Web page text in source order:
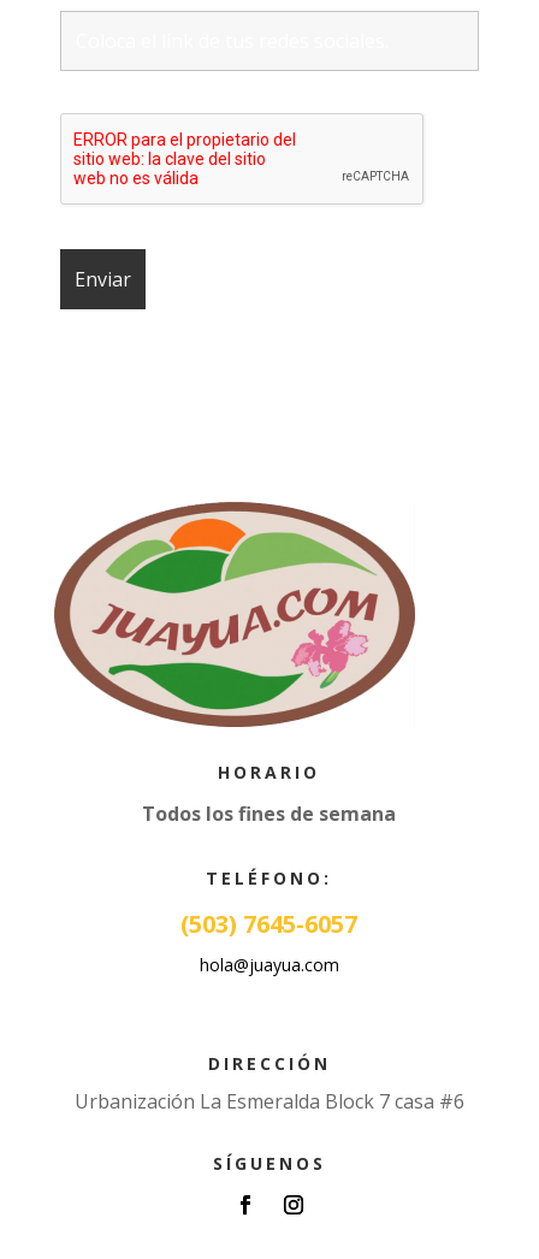
HORARIO
Todos los fines de semana
TELÉFONO:
(503) 7645-6057
hola@juayua.com
DIRECCIÓN
Urbanización La Esmeralda Block 7 casa #6
SÍGUENOS